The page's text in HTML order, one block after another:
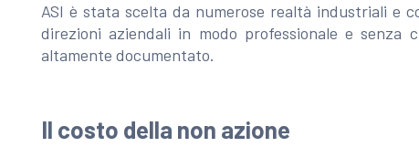
ASI è stata scelta da numerose realtà industriali e
direzioni aziendali in modo professionale e senza
altamente documentato.
Il costo della non azione